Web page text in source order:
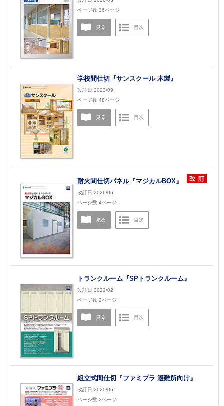
ページ数 36ページ
学校間仕切『サンスクール 木製』
改訂日 2023/09
ページ数 48ページ
耐火間仕切パネル『マジカルBOX』
改訂日 2026/06
ページ数 4ページ
トランクルーム『SPトランクルーム』
改訂日 2022/02
ページ数 2ページ
組立式間仕切『ファミプラ 避難所向け』
改訂日 2020/06
ページ数 2ページ